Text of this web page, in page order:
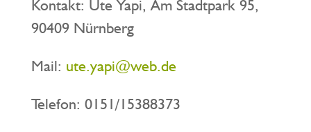
Kontakt: Ute Yapi, Am Stadtpark 95,
90409 Nürnberg
Mail: ute.yapi@web.de
Telefon: 0151/15388373